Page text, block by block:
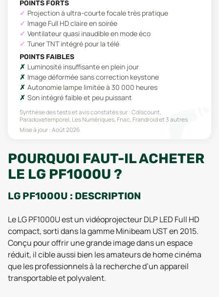
POINTS FORTS
Projection à ultra-courte focale très pratique
Image Full HD claire en soirée
Ventilateur quasi inaudible en mode éco
Tuner TNT intégré pour la télé
POINTS FAIBLES
Luminosité insuffisante en plein jour
Image déformée sans correction keystone
Autonomie lampe limitée à 30 000 heures
Son intégré faible et peu puissant
Synthèse des tests et avis constatés sur :Cdiscount,
Paradoxetemporel, Les Numériques, Fnac, Frandroidet 3 autres
Mise à jour :Août 2026
POURQUOI FAUT-IL ACHETER
LE LG PF1000U ?
LG PF1000U : DESCRIPTION
Le LG PF1000U est un vidéoprojecteur DLP LED Full HD
compact, sorti dans la gamme Minibeam UST en 2015.
Conçu pour offrir une grande image dans un espace
réduit, il cible aussi bien les amateurs de home cinéma
que les professionnels à la recherche d’un appareil
transportable et polyvalent.